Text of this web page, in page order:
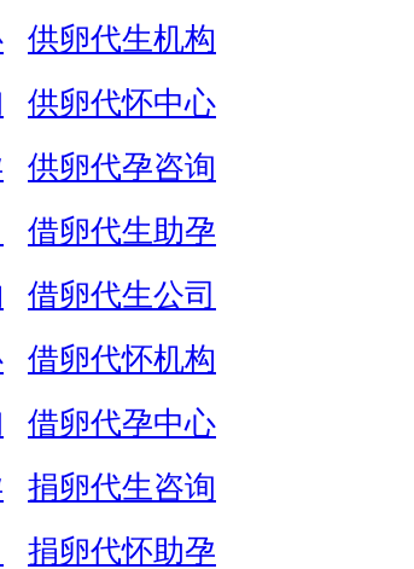
供卵代生机构
供卵代怀中心
供卵代孕咨询
借卵代生助孕
借卵代生公司
借卵代怀机构
借卵代孕中心
捐卵代生咨询
捐卵代怀助孕